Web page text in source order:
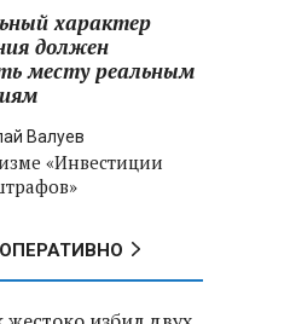
характер
должен
месту реальным
Валуев
«Инвестиции
ОПЕРАТИВНО